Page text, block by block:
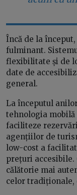
Încă de la
fulminant.
flexibilitate și de
date de
general.
La începutul
tehnologia mobilă
faciliteze
agențiilor de
low-cost a
prețuri accesibile.
călătorie mai
celor